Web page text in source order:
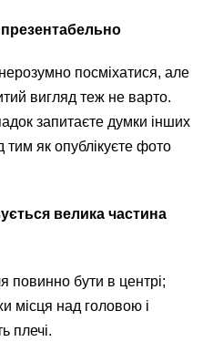
посміхатися, але
вигляд теж не варто.
запитаєте думки інших
як опублікуєте фото
велика частина
повинно бути в центрі;
місця над головою і
плечі.